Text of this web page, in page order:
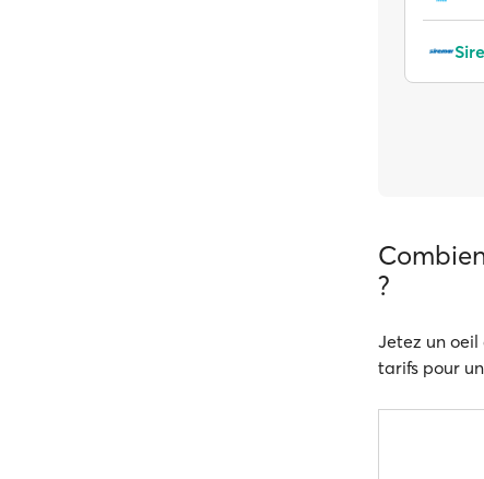
?
Jetez un
tarifs pour